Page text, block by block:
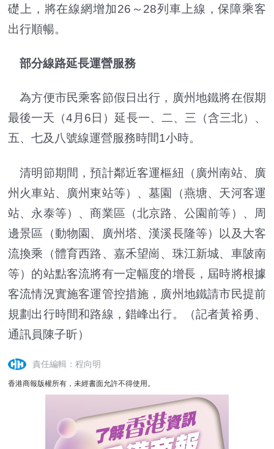
礎上，將在線網增加26～28列車上線，保障乘客
出行順暢。
部分線路延長運營服務
為方便市民乘客節假日出行，廣州地鐵將在假期
最後一天（4月6日）延長一、二、三（含三北）、
五、七及八號線運營服務時間1小時。
清明節期間，預計鄰近客運樞紐（廣州南站、廣
州火車站、廣州東站等）、墓園（燕塘、天河客運
站、永泰等）、商業區（北京路、公園前等）、周
邊景區（動物園、廣州塔、漢溪長隆等）以及大客
流換乘（體育西路、嘉禾望崗、珠江新城、車陂南
等）的站點客流將有一定幅度的增長，屆時將根據
客流情況實施客運管控措施，廣州地鐵請市民提前
規劃出行時間和路線，錯峰出行。（記者黃裕勇、
通訊員陳子昕）
責任編輯：程向明
香港商報版權所有，未經書面允許不得使用。